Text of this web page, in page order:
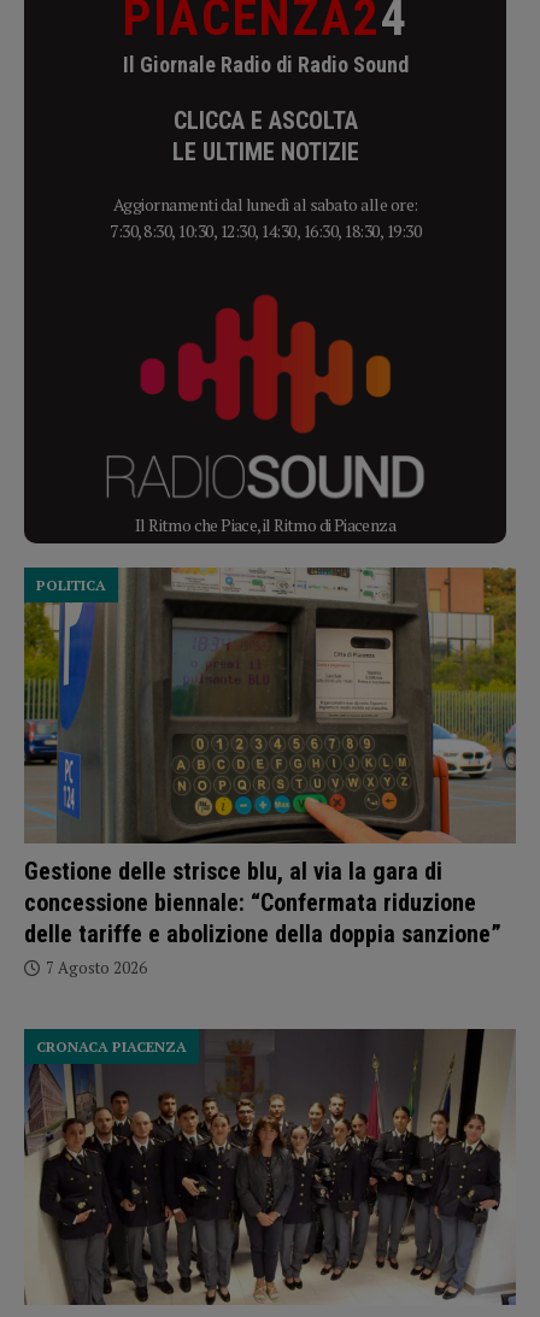
PIACENZA24
Il Giornale Radio di Radio Sound
CLICCA E ASCOLTA
LE ULTIME NOTIZIE
Aggiornamenti dal lunedì al sabato alle ore:
7:30, 8:30, 10:30, 12:30, 14:30, 16:30, 18:30, 19:30
Il Ritmo che Piace, il Ritmo di Piacenza
Gestione delle strisce blu, al via la gara di
concessione biennale: “Confermata riduzione
delle tariffe e abolizione della doppia sanzione”
POLITICA
7 Agosto 2026
CRONACA PIACENZA